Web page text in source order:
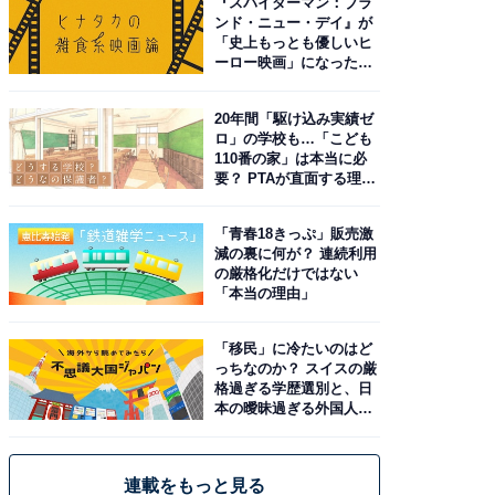
ンド・ニュー・デイ』が
「史上もっとも優しいヒ
ーロー映画」になった理
20年間「駆け込み実績ゼ
ロ」の学校も…「こども
110番の家」は本当に必
要？ PTAが直面する理想
「青春18きっぷ」販売激
減の裏に何が？ 連続利用
の厳格化だけではない
「本当の理由」
「移民」に冷たいのはど
っちなのか？ スイスの厳
格過ぎる学歴選別と、日
本の曖昧過ぎる外国人政
連載をもっと見る